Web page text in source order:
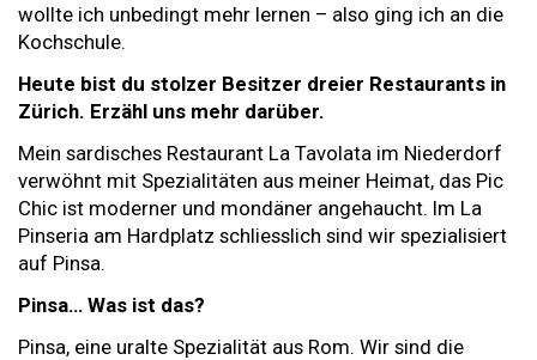
wollte ich unbedingt mehr lernen – also ging ich an die
Kochschule.
Heute bist du stolzer Besitzer dreier Restaurants in
Zürich. Erzähl uns mehr darüber.
Mein sardisches Restaurant La Tavolata im Niederdorf
verwöhnt mit Spezialitäten aus meiner Heimat, das Pic
Chic ist moderner und mondäner angehaucht. Im La
Pinseria am Hardplatz schliesslich sind wir spezialisiert
auf Pinsa.
Pinsa… Was ist das?
Pinsa, eine uralte Spezialität aus Rom. Wir sind die